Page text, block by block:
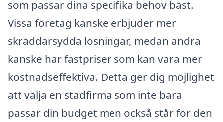
som passar dina specifika behov bäst.
Vissa företag kanske erbjuder mer
skräddarsydda lösningar, medan andra
kanske har fastpriser som kan vara mer
kostnadseffektiva. Detta ger dig möjlighet
att välja en städfirma som inte bara
passar din budget men också står för den